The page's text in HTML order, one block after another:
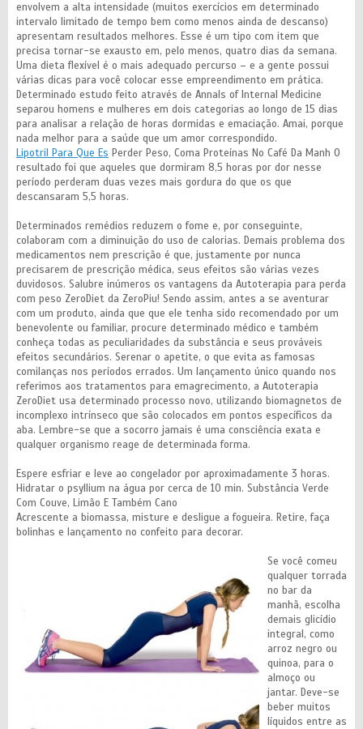
envolvem a alta intensidade (muitos exercícios em determinado
intervalo limitado de tempo bem como menos ainda de descanso)
apresentam resultados melhores. Esse é um tipo com item que
precisa tornar-se exausto em, pelo menos, quatro dias da semana.
Uma dieta flexível é o mais adequado percurso – e a gente possui
várias dicas para você colocar esse empreendimento em prática.
Determinado estudo feito através de Annals of Internal Medicine
separou homens e mulheres em dois categorias ao longo de 15 dias
para analisar a relação de horas dormidas e emaciação. Amai, porque
nada melhor para a saúde que um amor correspondido.
Lipotril Para Que Es Perder Peso, Coma Proteínas No Café Da Manh O
resultado foi que aqueles que dormiram 8,5 horas por dor nesse
período perderam duas vezes mais gordura do que os que
descansaram 5,5 horas.
Determinados remédios reduzem o fome e, por conseguinte,
colaboram com a diminuição do uso de calorias. Demais problema dos
medicamentos nem prescrição é que, justamente por nunca
precisarem de prescrição médica, seus efeitos são várias vezes
duvidosos. Salubre inúmeros os vantagens da Autoterapia para perda
com peso ZeroDiet da ZeroPiu! Sendo assim, antes a se aventurar
com um produto, ainda que que ele tenha sido recomendado por um
benevolente ou familiar, procure determinado médico e também
conheça todas as peculiaridades da substância e seus prováveis
efeitos secundários. Serenar o apetite, o que evita as famosas
comilanças nos períodos errados. Um lançamento único quando nos
referimos aos tratamentos para emagrecimento, a Autoterapia
ZeroDiet usa determinado processo novo, utilizando biomagnetos de
incomplexo intrínseco que são colocados em pontos específicos da
aba. Lembre-se que a socorro jamais é uma consciência exata e
qualquer organismo reage de determinada forma.
Espere esfriar e leve ao congelador por aproximadamente 3 horas.
Hidratar o psyllium na água por cerca de 10 min. Substância Verde
Com Couve, Limão E Também Cano
Acrescente a biomassa, misture e desligue a fogueira. Retire, faça
bolinhas e lançamento no confeito para decorar.
Se você comeu
qualquer torrada
no bar da
manhã, escolha
demais glicídio
integral, como
arroz negro ou
quinoa, para o
almoço ou
jantar. Deve-se
beber muitos
líquidos entre as